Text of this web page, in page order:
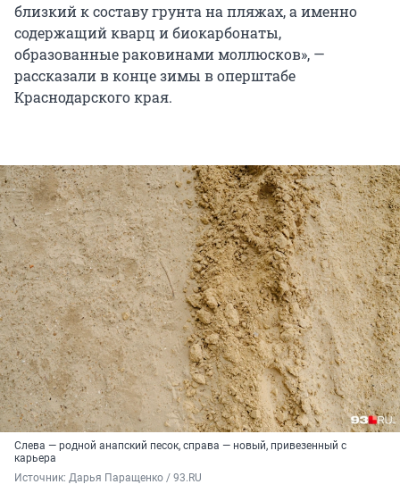
близкий к составу грунта на пляжах, а именно
содержащий кварц и биокарбонаты,
образованные раковинами моллюсков», —
рассказали в конце зимы в оперштабе
Краснодарского края.
Слева — родной анапский песок, справа — новый, привезенный с
карьера
Источник: Дарья Паращенко / 93.RU